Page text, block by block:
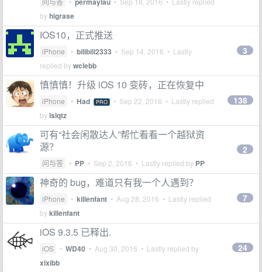
byhigrase
IOS10，正式推送
iPhone • bilibili2333 • Sep 14, 2016 • Lastly
replied bywclebb
3
慎慎慎！升级 iOS 10 变砖，正在恢复中
iPhone • Had PRO • Sep 22, 2016 • Lastly replied
bylslqtz
138
可有“社会闲散达人”帮忙看看一个越狱资
源？
问与答 • PP • Sep 2, 2016 • Lastly replied by PP
2
神奇的 bug，难道只有我一个人遇到？
iPhone • killenfant • Aug 28, 2016 • Lastly replied
bykillenfant
7
iOS 9.3.5 已释出.
iOS • WD40 • Aug 30, 2016 • Lastly replied by
xixibb
24